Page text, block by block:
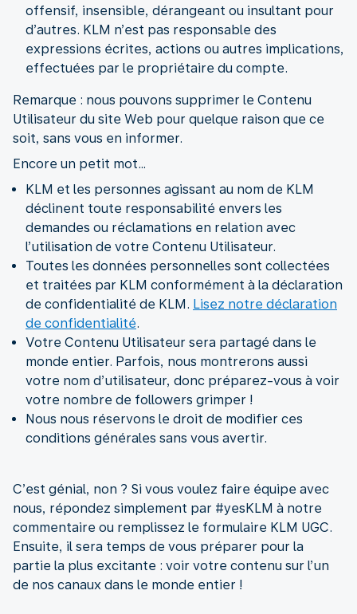
offensif, insensible, dérangeant ou insultant pour
d’autres. KLM n’est pas responsable des
expressions écrites, actions ou autres implications,
effectuées par le propriétaire du compte.
Remarque : nous pouvons supprimer le Contenu
Utilisateur du site Web pour quelque raison que ce
soit, sans vous en informer.
Encore un petit mot…
KLM et les personnes agissant au nom de KLM
déclinent toute responsabilité envers les
demandes ou réclamations en relation avec
l’utilisation de votre Contenu Utilisateur.
Toutes les données personnelles sont collectées
et traitées par KLM conformément à la déclaration
de confidentialité de KLM. Lisez notre déclaration
de confidentialité.
Votre Contenu Utilisateur sera partagé dans le
monde entier. Parfois, nous montrerons aussi
votre nom d’utilisateur, donc préparez-vous à voir
votre nombre de followers grimper !
Nous nous réservons le droit de modifier ces
conditions générales sans vous avertir.
C’est génial, non ? Si vous voulez faire équipe avec
nous, répondez simplement par #yesKLM à notre
commentaire ou remplissez le formulaire KLM UGC.
Ensuite, il sera temps de vous préparer pour la
partie la plus excitante : voir votre contenu sur l’un
de nos canaux dans le monde entier !